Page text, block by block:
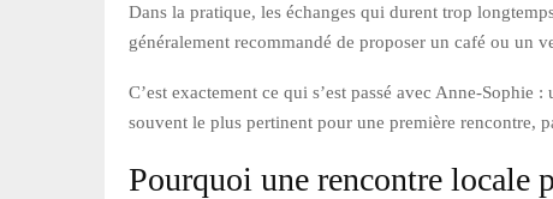
Dans la pratique, les échanges qui durent trop
généralement recommandé de proposer un café ou un
C’est exactement ce qui s’est passé avec Anne-Sophie :
souvent le plus pertinent pour une première rencontre,
Pourquoi une rencontre locale